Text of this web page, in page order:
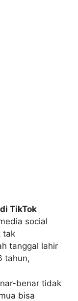
TikTok
social
tak
tanggal lahir
tahun,
benar tidak
bisa